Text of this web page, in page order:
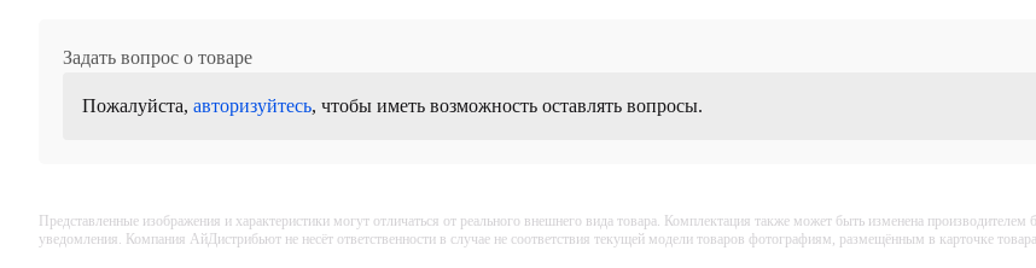
Панель монтажная
Задать вопрос о товаре
Пожалуйста, авторизуйтесь, чтобы иметь возможность оставлять вопросы.
Представленные изображения и характеристики могут отличаться от реального внешнего вида товара. Комплектация также может быть изменена производителем
уведомления. Компания АйДистрибьют не несёт ответственности в случае не соответствия текущей модели товаров фотографиям, размещённым в карточке